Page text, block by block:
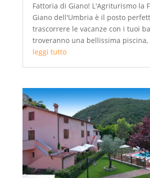
Fattoria di Giano! L'Agriturismo la
Giano dell'Umbria è il posto
trascorrere le vacanze con i tuoi
troveranno una bellissima piscina,
leggi tutto